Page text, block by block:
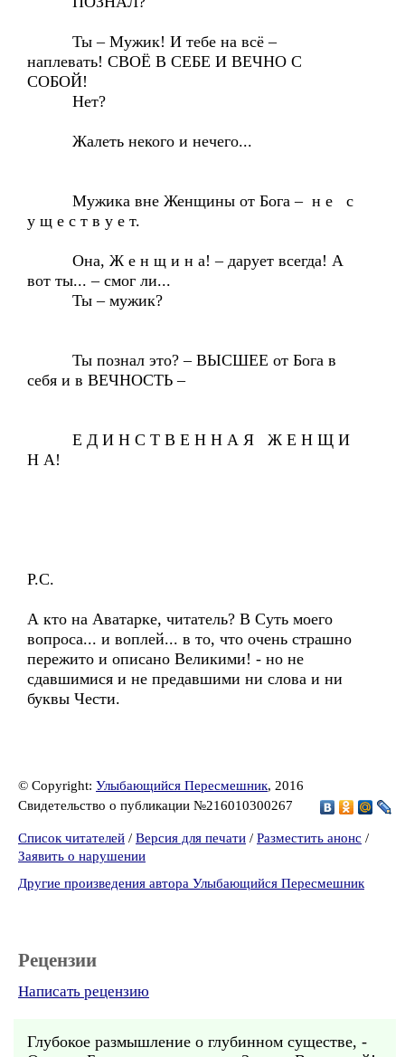
Ты – Мужик! И тебе на всё –
наплевать! СВОЁ В СЕБЕ И ВЕЧНО С
СОБОЙ!
Нет?
Жалеть некого и нечего...
Мужика вне Женщины от Бога – н е с
у щ е с т в у е т.
Она, Ж е н щ и н а! – дарует всегда! А
вот ты... – смог ли...
Ты – мужик?
Ты познал это? – ВЫСШЕЕ от Бога в
себя и в ВЕЧНОСТЬ –
Е Д И Н С Т В Е Н Н А Я Ж Е Н Щ И
Н А!
Р.С.
А кто на Аватарке, читатель? В Суть моего
вопроса... и воплей... в то, что очень страшно
пережито и описано Великими! - но не
сдавшимися и не предавшими ни слова и ни
буквы Чести.
© Copyright: Улыбающийся Пересмешник, 2016
Свидетельство о публикации №216010300267
Список читателей / Версия для печати / Разместить анонс /
Заявить о нарушении
Другие произведения автора Улыбающийся Пересмешник
Рецензии
Написать рецензию
Глубокое размышление о глубинном существе, -